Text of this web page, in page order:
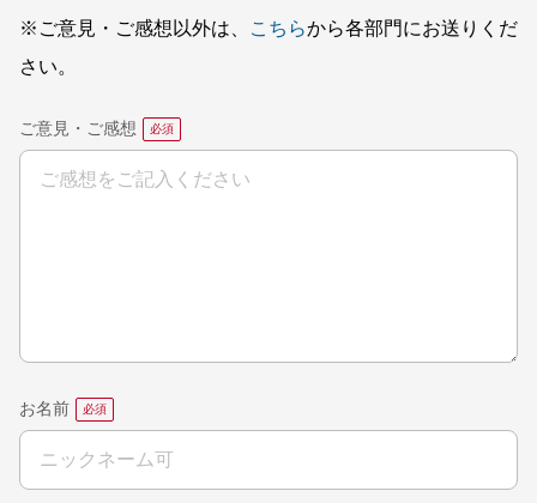
※ご意見・ご感想以外は、
こちらから各部門にお送りくだ
さい。
ご意見・ご感想
お名前